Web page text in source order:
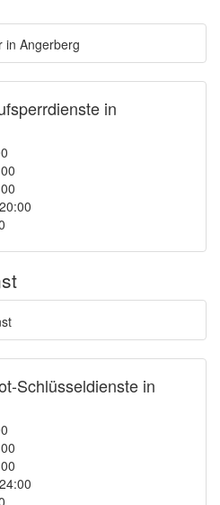
in
Schlüsseldienste in